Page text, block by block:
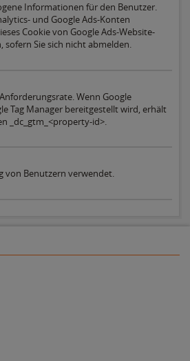
Informationen für den Benutzer.
und Google Ads-Konten
Cookie von Google Ads-Website-
sofern Sie sich nicht abmelden.
Wenn Google
Tag Manager bereitgestellt wird, erhält
_dc_gtm_<property-id>.
von Benutzern verwendet.